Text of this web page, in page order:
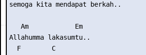
semoga kita mendapat berkah..
   Am            Em
Allahumma lakasumtu..
  F        C